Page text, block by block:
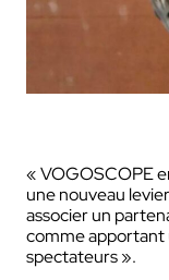
« VOGOSCOPE
une nouveau
associer un
comme apportant
spectateurs ».